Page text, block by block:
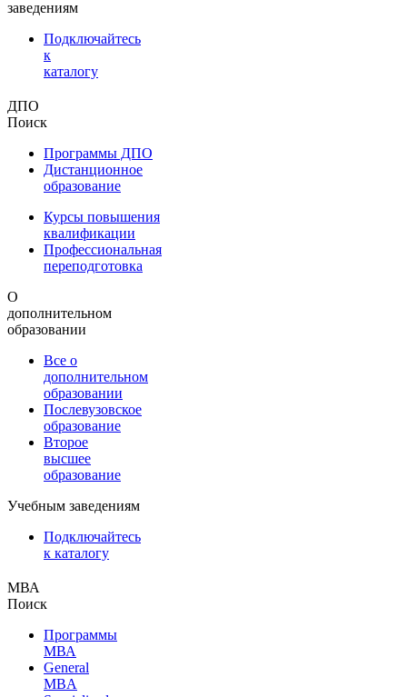
заведениям
Подключайтесь
к
каталогу
ДПО
Поиск
Программы ДПО
Дистанционное
образование
Курсы повышения
квалификации
Профессиональная
переподготовка
О
дополнительном
образовании
Все о
дополнительном
образовании
Послевузовское
образование
Второе
высшее
образование
Учебным заведениям
Подключайтесь
к каталогу
МВА
Поиск
Программы
МВА
General
MBA